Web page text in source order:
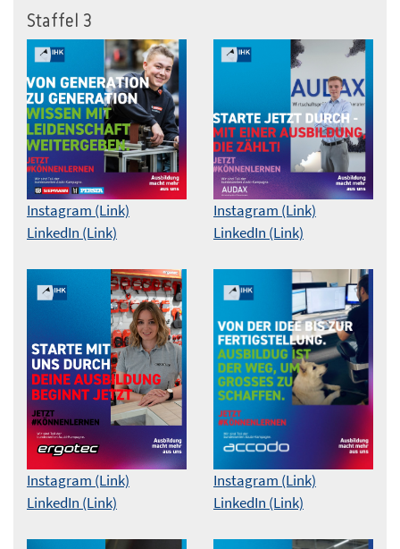
Staffel 3
Instagram (Link)
LinkedIn (Link)
Instagram (Link)
LinkedIn (Link)
Instagram (Link)
LinkedIn (Link)
Instagram (Link)
LinkedIn (Link)